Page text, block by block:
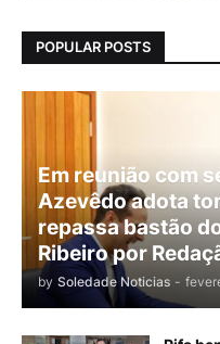
POPULAR POSTS
Em reunião com
Azevêdo adota
repassa bastão
Ribeiro por
by Soledade Noticias -